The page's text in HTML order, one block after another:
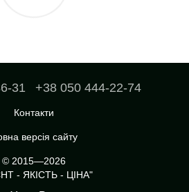
31 +38 050 444-22-74
Контакти
версія сайту
© 2015—2026
- ЯКІСТЬ - ЦІНА"